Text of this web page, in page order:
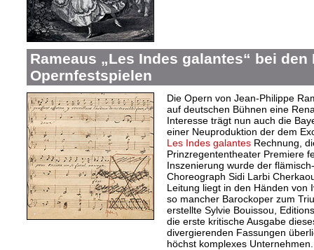
Rameaus „Les Indes galantes“ bei den
Opernfestspielen
Die Opern von Jean-Philippe
auf deutschen Bühnen eine
Interesse trägt nun auch die
einer Neuproduktion der dem
Les Indes galantesRechnung,
Prinzregententheater Premiere
Inszenierung wurde der
Choreograph Sidi Larbi
Leitung liegt in den Händen von
so mancher Barockoper zum
erstellte Sylvie Bouissou,
die erste kritische Ausgabe
divergierenden Fassungen
höchst komplexes Unternehmen.